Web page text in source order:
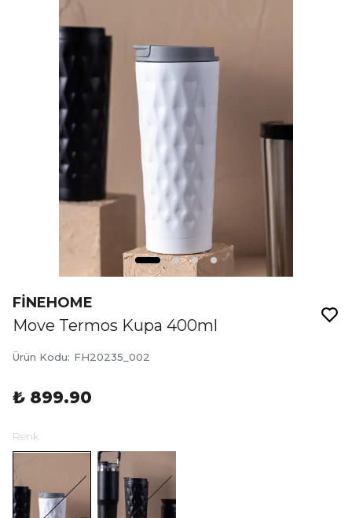
FİNEHOME
Move Termos Kupa 400ml
Ürün Kodu: FH20235_002
₺ 899.90
Renk